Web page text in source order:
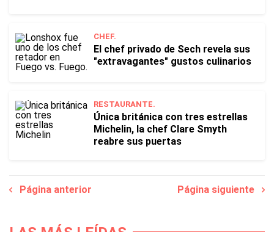
CHEF.
El chef privado de Sech revela sus
"extravagantes" gustos culinarios
RESTAURANTE.
Única británica con tres estrellas
Michelin, la chef Clare Smyth
reabre sus puertas
Página anterior Página siguiente